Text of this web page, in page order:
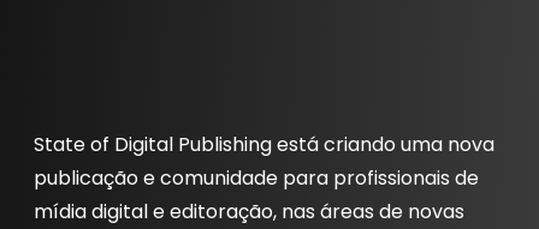
State of Digital Publishing está criando uma nova
publicação e comunidade para profissionais de
mídia digital e editoração, nas áreas de novas